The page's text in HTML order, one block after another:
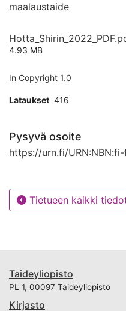
maalaustaide
4.93 MB
In Copyright 1.0
Lataukset 416
Pysyvä osoite
https://urn.fi/
Tietueen kaikki
Taideyliopisto
PL 1, 00097 Taideyliopisto
Kirjasto